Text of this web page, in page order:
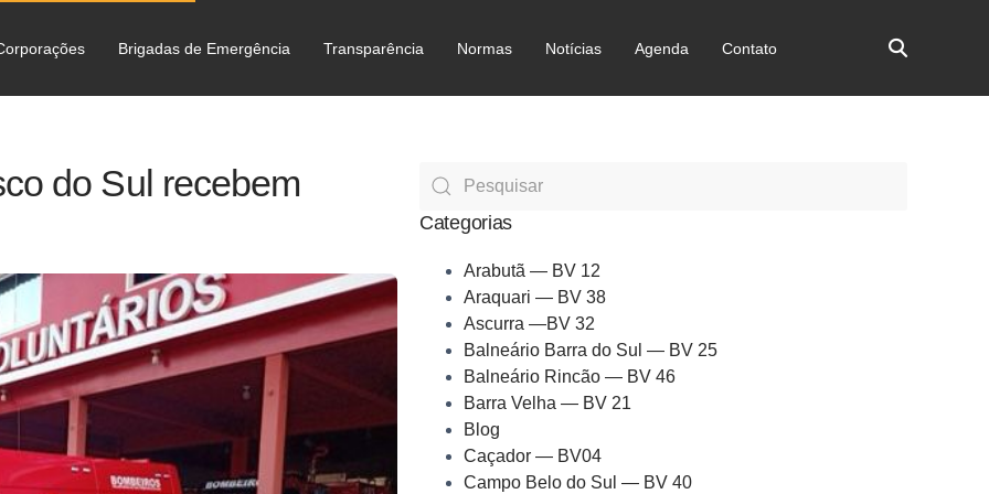
Brigadas de Emergência Transparência Normas Notícias Agenda Contato
do Sul recebem
Categorias
Arabutã — BV 12
Araquari — BV 38
Ascurra —BV 32
Balneário Barra do Sul — BV 25
Balneário Rincão — BV 46
Barra Velha — BV 21
Blog
Caçador — BV04
Campo Belo do Sul — BV 40